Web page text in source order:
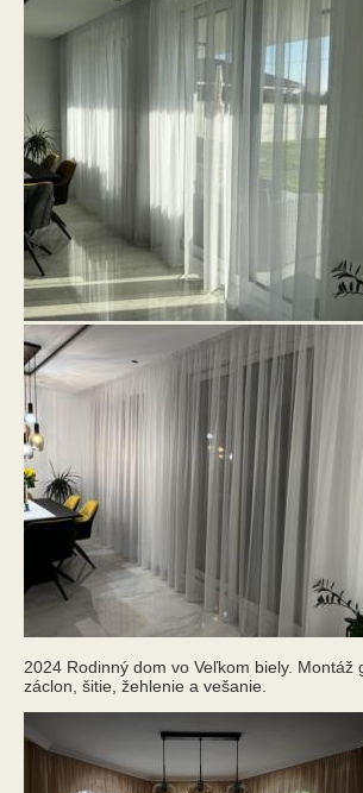
2024 Rodinný dom vo Veľkom biely. Montáž
záclon, šitie, žehlenie a vešanie.